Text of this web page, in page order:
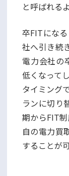
と呼ばれる
卒FITにな
社へ引き続
電力会社の
低くなって
タイミング
ランに切り
期からFIT
自の電力買
することが